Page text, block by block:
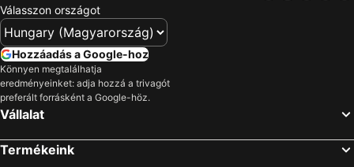
Válasszon országot
Hozzáadás a Google-hoz
Könnyen megtalálhatja
eredményeinket: adja hozzá a trivagót
preferált forrásként a Google-höz.
Vállalat
Termékeink